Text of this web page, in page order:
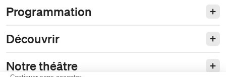
Programmation
Découvrir
Notre théâtre